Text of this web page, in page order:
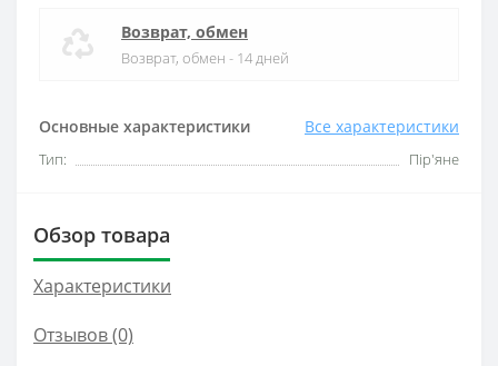
Основные характеристики Все характеристики
Тип: Пір'яне
Возврат, обмен
Возврат, обмен - 14 дней
Обзор товара
Характеристики
Отзывов (0)